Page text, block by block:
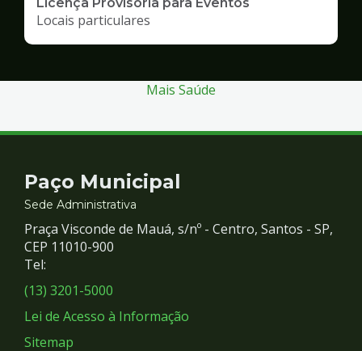
Locais particulares
Mais Saúde
Contato
e
Redes
Sociais
Paço Municipal
Sede Administrativa
Praça Visconde de Mauá, s/nº - Centro, Santos - SP,
CEP 11010-900
Tel:
(13) 3201-5000
Lei de Acesso à Informação
Sitemap